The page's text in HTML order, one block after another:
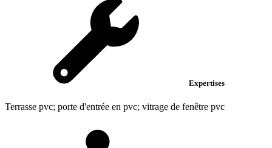
Expertises
Terrasse pvc; porte d'entrée en pvc; vitrage de fenêtre pvc